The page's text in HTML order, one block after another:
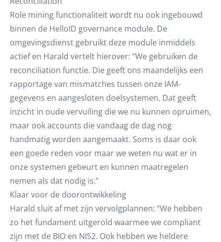
Role mining functionaliteit wordt nu ook ingebouwd
binnen de HelloID governance module. De
omgevingsdienst gebruikt deze module inmiddels
actief en Harald vertelt hierover: “We gebruiken de
reconciliation functie. Die geeft ons maandelijks een
rapportage van mismatches tussen onze IAM-
gegevens en aangesloten doelsystemen. Dat geeft
inzicht in oude vervuiling die we nu kunnen opruimen,
maar ook accounts die vandaag de dag nog
handmatig worden aangemaakt. Soms is daar ook
een goede reden voor maar we weten nu wat er in
onze systemen gebeurt en kunnen maatregelen
nemen als dat nodig is.”
Klaar voor de doorontwikkeling
Harald sluit af met zijn vervolgplannen: “We hebben
zo het fundament uitgerold waarmee we compliant
zijn met de BIO en NIS2. Ook hebben we heldere